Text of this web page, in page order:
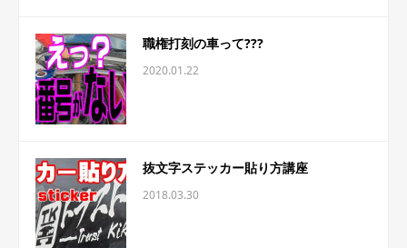
職権打刻の車って???
2020.01.22
抜文字ステッカー貼り方講座
2018.03.30